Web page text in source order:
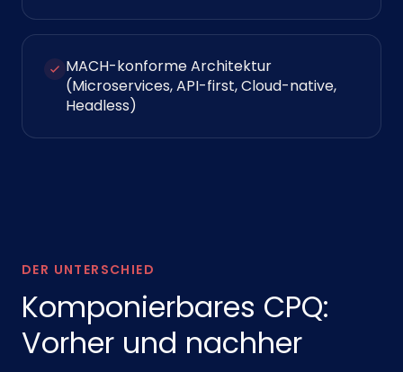
MACH-konforme Architektur
(Microservices, API-first, Cloud-native,
Headless)
DER UNTERSCHIED
Komponierbares CPQ:
Vorher und nachher